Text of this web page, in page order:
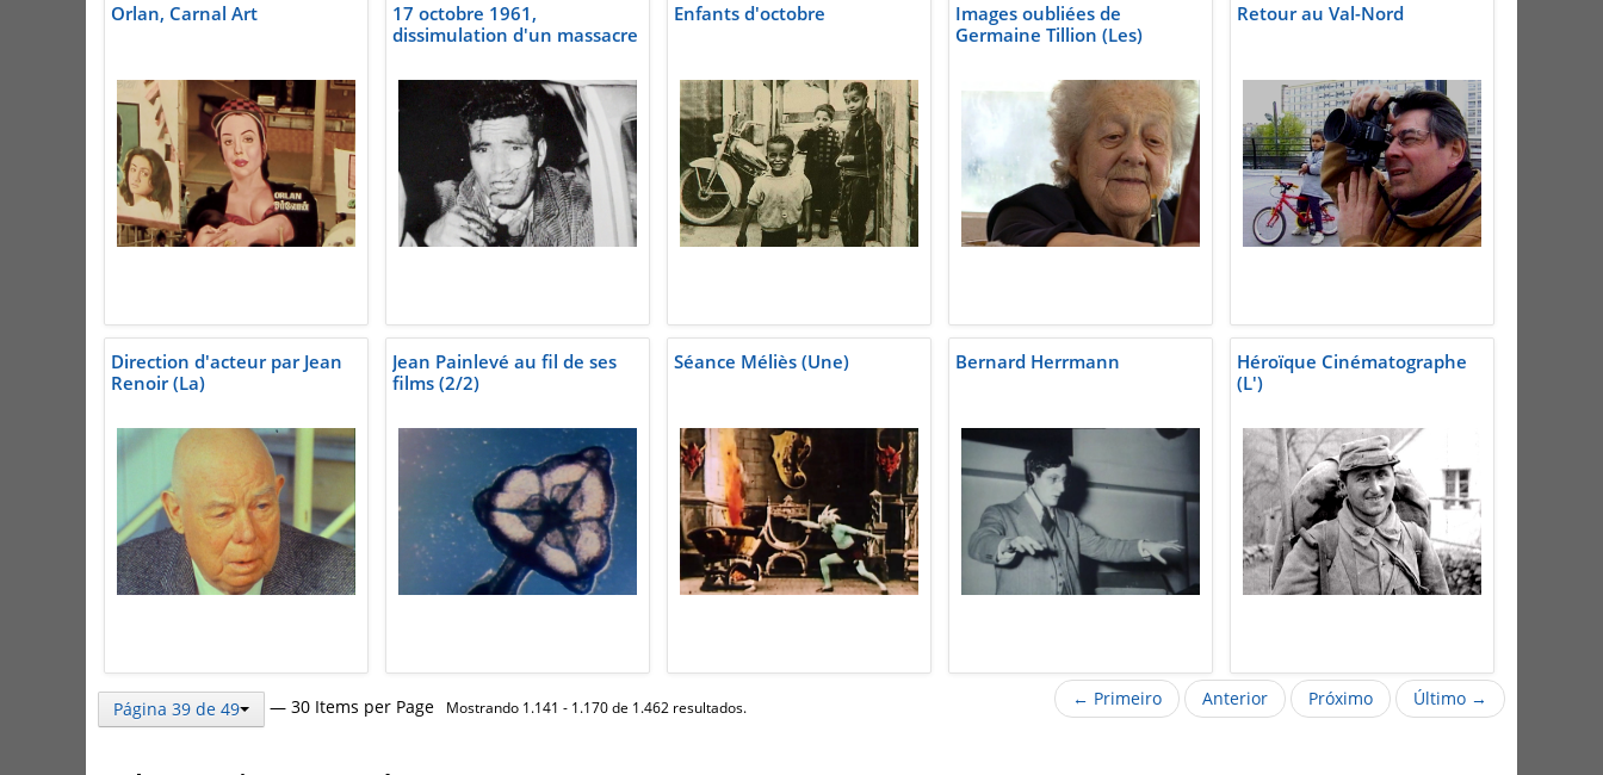
Orlan, Carnal Art
17 octobre 1961,
dissimulation d'un massacre
Enfants d'octobre
Images oubliées de
Germaine Tillion (Les)
Retour au Val-Nord
Direction d'acteur par Jean
Renoir (La)
Jean Painlevé au fil de ses
films (2/2)
Séance Méliès (Une) Bernard Herrmann
Héroïque Cinématographe
(L')
Página 39 de 49 — 30 Items per Page Mostrando 1.141 - 1.170 de 1.462 resultados. ← Primeiro Anterior Próximo Último →